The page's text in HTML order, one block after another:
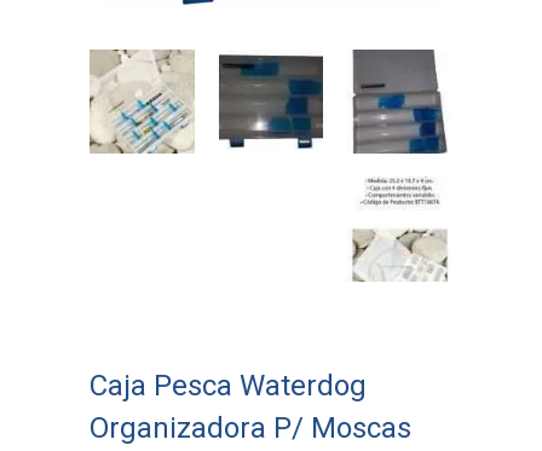
Caja Pesca Waterdog
Organizadora P/ Moscas